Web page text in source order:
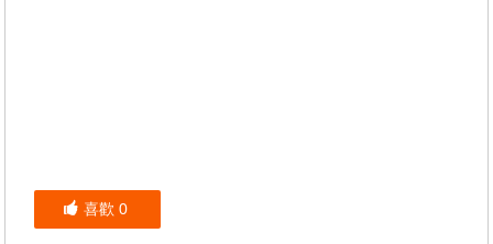
喜歡 0